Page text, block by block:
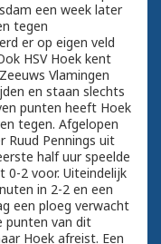
een week later
tegen
er op eigen veld
HSV Hoek kent
Vlamingen
en staan slechts
punten heeft Hoek
tegen. Afgelopen
Ruud Pennings uit
half uur speelde
0-2 voor. Uiteindelijk
in 2-2 en een
een ploeg verwacht
punten van dit
Hoek afreist. Een